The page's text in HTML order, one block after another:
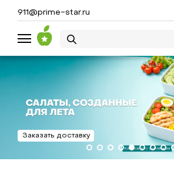
911@prime-star.ru
Заказать доставку